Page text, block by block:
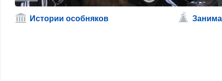
Истории особняков